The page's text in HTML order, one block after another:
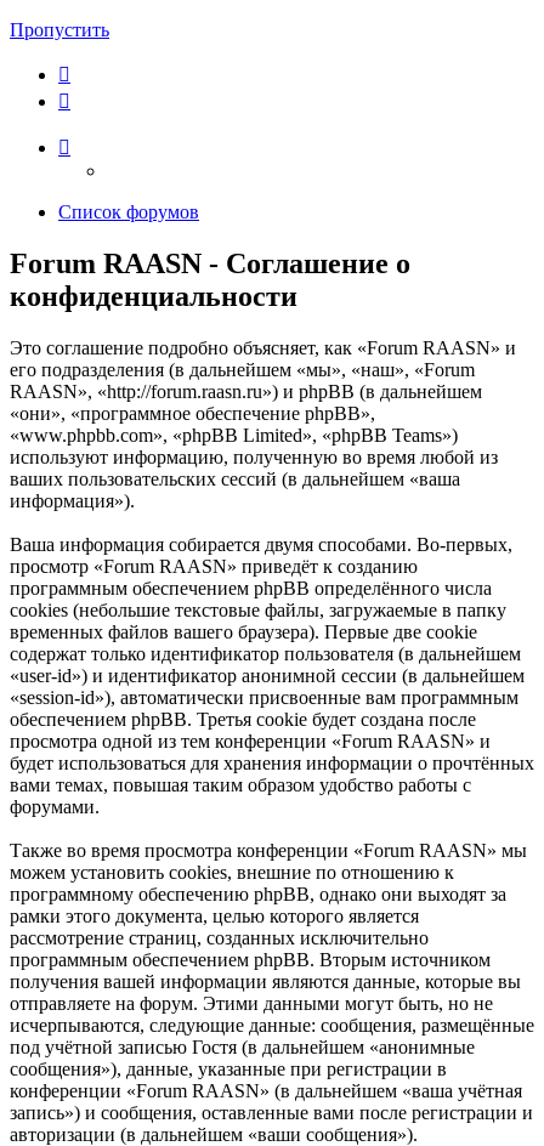
Пропустить
Список форумов
Forum RAASN - Соглашение о
конфиденциальности
Это соглашение подробно объясняет, как «Forum RAASN» и
его подразделения (в дальнейшем «мы», «наш», «Forum
RAASN», «http://forum.raasn.ru») и phpBB (в дальнейшем
«они», «программное обеспечение phpBB»,
«www.phpbb.com», «phpBB Limited», «phpBB Teams»)
используют информацию, полученную во время любой из
ваших пользовательских сессий (в дальнейшем «ваша
информация»).
Ваша информация собирается двумя способами. Во-первых,
просмотр «Forum RAASN» приведёт к созданию
программным обеспечением phpBB определённого числа
cookies (небольшие текстовые файлы, загружаемые в папку
временных файлов вашего браузера). Первые две cookie
содержат только идентификатор пользователя (в дальнейшем
«user-id») и идентификатор анонимной сессии (в дальнейшем
«session-id»), автоматически присвоенные вам программным
обеспечением phpBB. Третья cookie будет создана после
просмотра одной из тем конференции «Forum RAASN» и
будет использоваться для хранения информации о прочтённых
вами темах, повышая таким образом удобство работы с
форумами.
Также во время просмотра конференции «Forum RAASN» мы
можем установить cookies, внешние по отношению к
программному обеспечению phpBB, однако они выходят за
рамки этого документа, целью которого является
рассмотрение страниц, созданных исключительно
программным обеспечением phpBB. Вторым источником
получения вашей информации являются данные, которые вы
отправляете на форум. Этими данными могут быть, но не
исчерпываются, следующие данные: сообщения, размещённые
под учётной записью Гостя (в дальнейшем «анонимные
сообщения»), данные, указанные при регистрации в
конференции «Forum RAASN» (в дальнейшем «ваша учётная
запись») и сообщения, оставленные вами после регистрации и
авторизации (в дальнейшем «ваши сообщения»).